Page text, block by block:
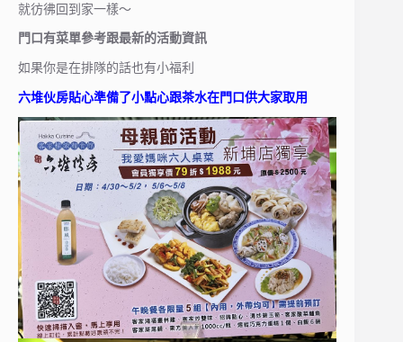
就彷彿回到家一樣～
門口有菜單參考跟最新的活動資訊
如果你是在排隊的話也有小福利
六堆伙房貼心準備了小點心跟茶水在門口供大家取用